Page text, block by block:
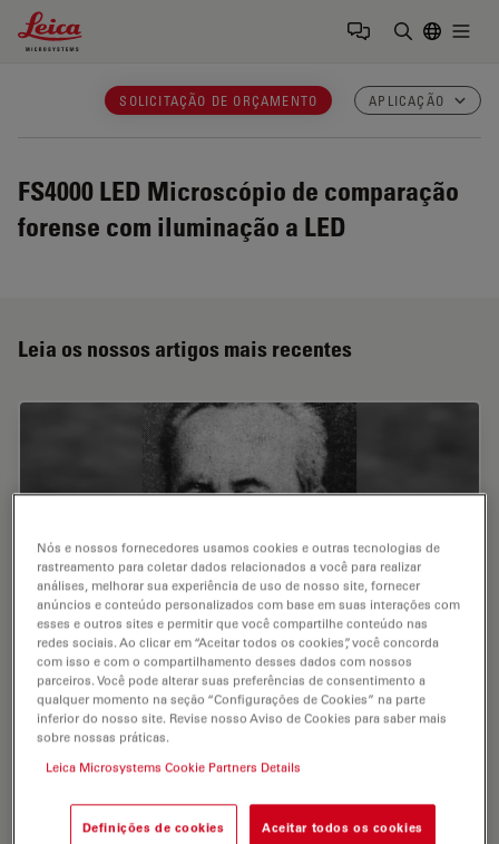
Leica Microsystems Logo
SOLICITAÇÃO DE ORÇAMENTO APLICAÇÃO
FS4000 LED Microscópio de comparação
forense com iluminação a LED
Leia os nossos artigos mais recentes
125 Years of Comparison Microscopy
To be able to optically compare two objects with
scientific accuracy, it must be possible to view them at
small objects that can only be…
Nós e nossos fornecedores usamos cookies e outras tecnologias de
rastreamento para coletar dados relacionados a você para realizar
análises, melhorar sua experiência de uso de nosso site, fornecer
anúncios e conteúdo personalizados com base em suas interações com
esses e outros sites e permitir que você compartilhe conteúdo nas
redes sociais. Ao clicar em “Aceitar todos os cookies”, você concorda
com isso e com o compartilhamento desses dados com nossos
parceiros. Você pode alterar suas preferências de consentimento a
qualquer momento na seção “Configurações de Cookies” na parte
inferior do nosso site. Revise nosso Aviso de Cookies para saber mais
sobre nossas práticas.
Leica Microsystems Cookie Partners Details
Definições de cookies Aceitar todos os cookies